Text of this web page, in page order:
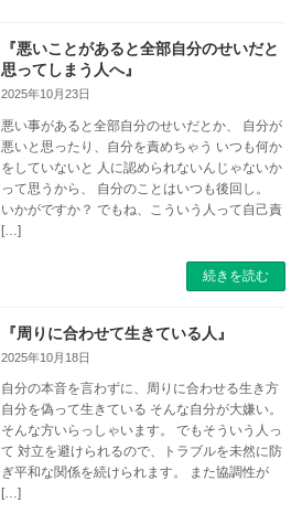
『悪いことがあると全部自分のせいだと
思ってしまう人へ』
2025年10月23日
悪い事があると全部自分のせいだとか、 自分が
悪いと思ったり、自分を責めちゃう いつも何か
をしていないと 人に認められないんじゃないか
って思うから、 自分のことはいつも後回し。
いかがですか？ でもね、こういう人って自己責
[…]
続きを読む
『周りに合わせて生きている人』
2025年10月18日
自分の本音を言わずに、周りに合わせる生き方
自分を偽って生きている そんな自分が大嫌い。
そんな方いらっしゃいます。 でもそういう人っ
て 対立を避けられるので、トラブルを未然に防
ぎ平和な関係を続けられます。 また協調性が
[…]